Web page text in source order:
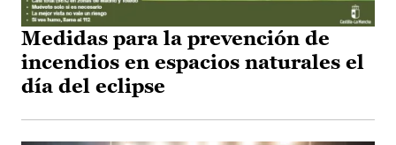
Medidas para la prevención de
incendios en espacios naturales el
día del eclipse